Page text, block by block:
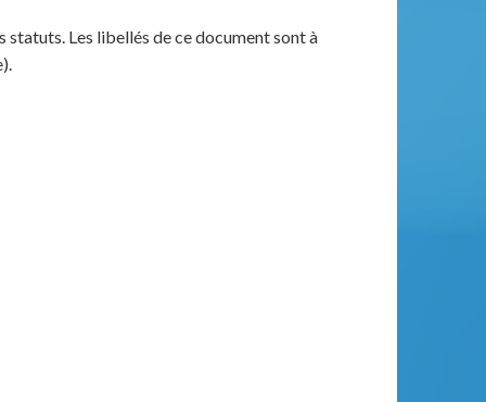
statuts. Les libellés de ce document sont à